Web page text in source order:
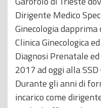
Dirigente Medico
Ginecologia
Clinica Ginecologica
Diagnosi Prenatale
2017 ad oggi alla
Durante gli anni di
incarico come